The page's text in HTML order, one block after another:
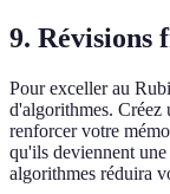
9. Révisions
Pour exceller au
d'algorithmes. Créez
renforcer votre
qu'ils deviennent
algorithmes réduira